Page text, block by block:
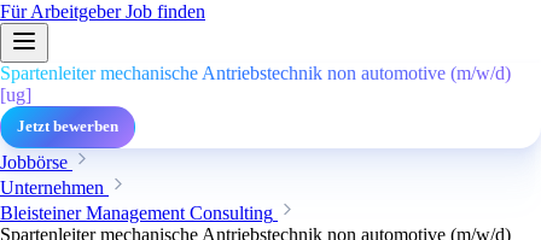
Für ArbeitgeberJob finden
Spartenleiter mechanische Antriebstechnik non automotive (m/w/d)
[ug]
Jetzt bewerben
Jobbörse
Unternehmen
Bleisteiner Management Consulting
Spartenleiter mechanische Antriebstechnik non automotive (m/w/d)